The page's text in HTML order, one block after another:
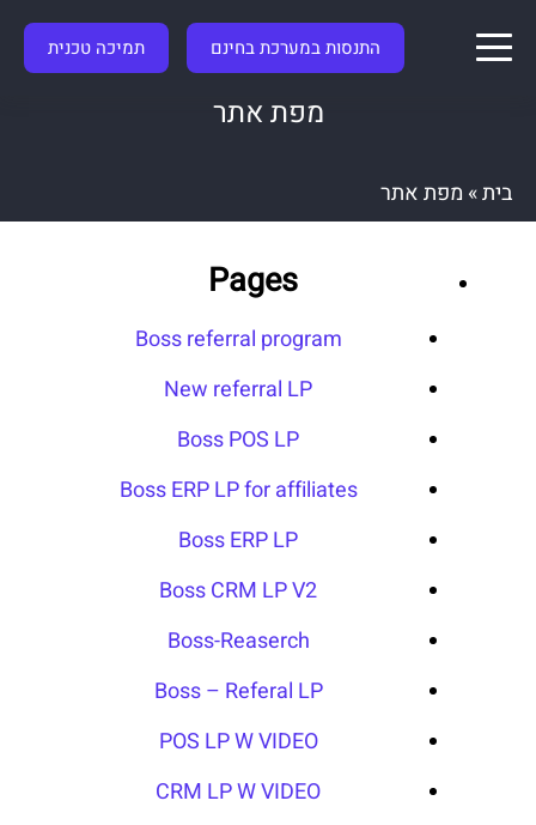
התנסות במערכת בחינם תמיכה טכנית
מפת אתר
בית» מפת אתר
Pages
Boss referral program
New referral LP
Boss POS LP
Boss ERP LP for affiliates
Boss ERP LP
Boss CRM LP V2
Boss-Reaserch
Boss – Referal LP
POS LP W VIDEO
CRM LP W VIDEO